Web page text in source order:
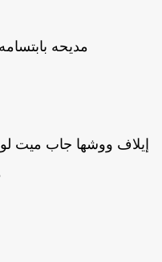
مديحه
ووشها جاب ميت